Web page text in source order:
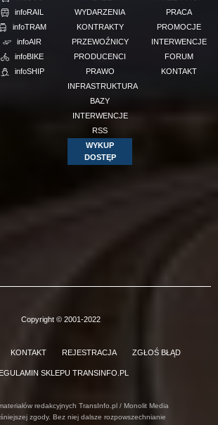
infoRAIL
infoTRAM
infoAIR
infoBIKE
infoSHIP
WYDARZENIA
KONTRAKTY
PRZEWOŹNICY
PRODUCENCI
PRAWO
INFRASTRUKTURA
BAZY
INTERWENCJE
RSS
WYKUP
DOSTĘP
PRACA
PROMOCJE
INTERWENCJE
FORUM
KONTAKT
Copyright © 2001-2022
KONTAKT REJESTRACJA ZGŁOŚ BŁĄD
SKLEPU TRANSINFO.PL
redakcyjnych TransInfo.pl / Monolit Media
zgody. Bez niej dalsze rozpowszechnianie